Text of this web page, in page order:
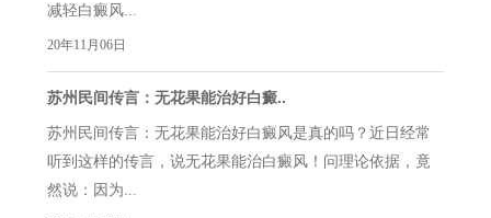
减轻白癜风...
20年11月06日
苏州民间传言：无花果能治好白癜..
苏州民间传言：无花果能治好白癜风是真的吗？近日经常
听到这样的传言，说无花果能治白癜风！问理论依据，竟
然说：因为...